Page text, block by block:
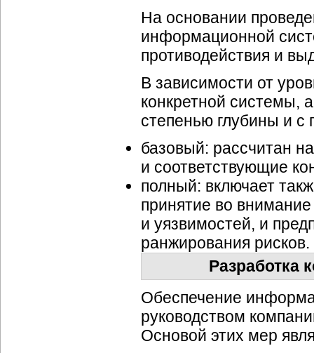
На основании
информационной
противодействия и
В зависимости от
конкретной системы,
степенью глубины и
базовый: рассчитан
и соответствующие
полный: включает
принятие во
и уязвимостей, и
ранжирования рисков.
Разработка
Обеспечение
руководством
Основой этих мер